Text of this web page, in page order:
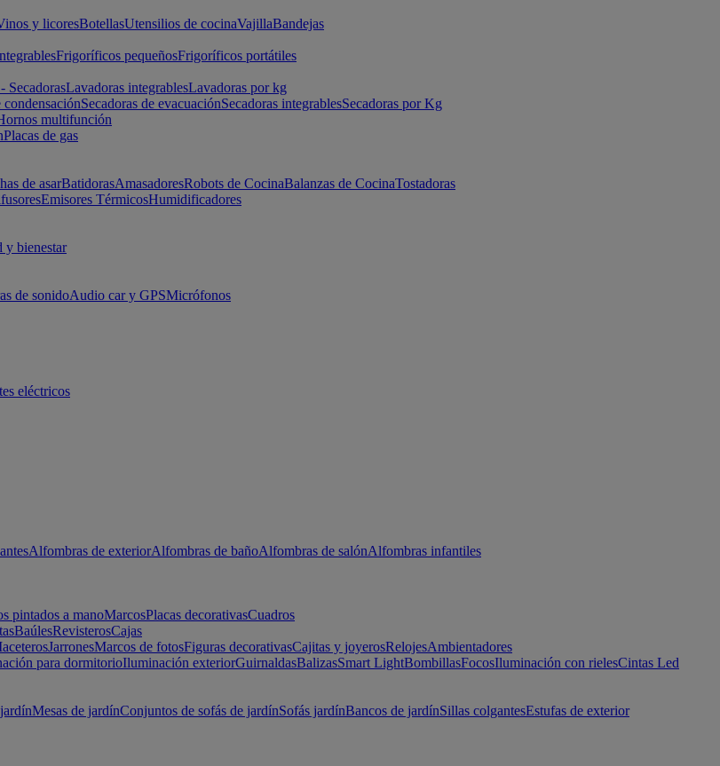
y licoresBotellasUtensilios de cocinaVajillaBandejas
Frigoríficos pequeñosFrigoríficos portátiles
SecadorasLavadoras integrablesLavadoras por kg
condensaciónSecadoras de evacuaciónSecadoras integrablesSecadoras por Kg
multifunción
Placas de gas
de asarBatidorasAmasadoresRobots de CocinaBalanzas de CocinaTostadoras
Emisores TérmicosHumidificadores
y bienestar
de sonidoAudio car y GPSMicrófonos
eléctricos
Alfombras de exteriorAlfombras de bañoAlfombras de salónAlfombras infantiles
pintados a manoMarcosPlacas decorativasCuadros
BaúlesRevisterosCajas
JarronesMarcos de fotosFiguras decorativasCajitas y joyerosRelojesAmbientadores
para dormitorioIluminación exteriorGuirnaldasBalizasSmart LightBombillasFocosIluminación con rielesCintas Led
Mesas de jardínConjuntos de sofás de jardínSofás jardínBancos de jardínSillas colgantesEstufas de exterior